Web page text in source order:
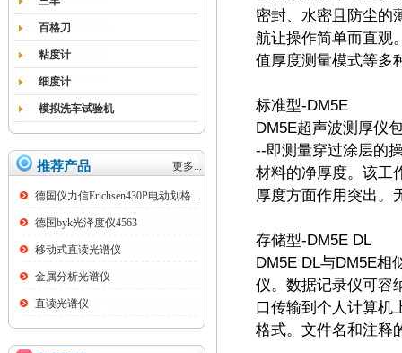
百格刀
粘度计
细度计
模拟洗车试验机
推荐产品 更多...
德国仪力信Erichsen430P电动划格试验仪
德国byk光泽度仪4563
移动式直读光谱仪
金属分析光谱仪
直读光谱仪
密封、水密且防尘的
航让操作简单而直观
值厚度测量模式等多
标准型-DM5E
DM5E超声波测厚仪
--即测量穿过涂层的
材料的净厚度。该工
厚度方面作用突出。
存储型-DM5E DL
DM5E DL与DM5E相
仪。数据记录仪可容
口传输到个人计算机
格式。文件名和注释